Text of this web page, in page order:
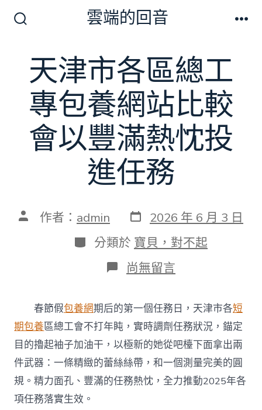
切
換
開
關
雲端的回音
天津市各區總工
專包養網站比較
會以豐滿熱忱投
進任務
文 作者： admin 發
表
日
期
2026 年 6 月 3 日
分
類
分類於 寶貝，對不起
在
〈天
市
各
區
總
工
專
包
養
尚無留言
春節假包養網期后的第一個任務日，天津市各短
期包養區總工會不打年盹，實時調劑任務狀況，錨定
目的擼起袖子加油干，以極新的她從吧檯下面拿出兩
件武器：一條精緻的蕾絲絲帶，和一個測量完美的圓
規。精力面孔、豐滿的任務熱忱，全力推動2025年各
項任務落實生效。